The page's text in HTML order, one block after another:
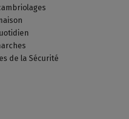
de la Sécurité